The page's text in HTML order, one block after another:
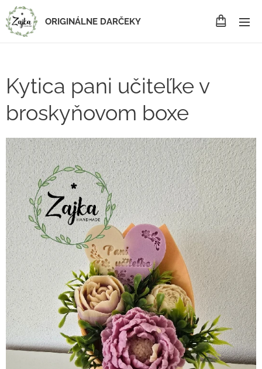
ORIGINÁLNE DARČEKY
Kytica pani učiteľke v
broskyňovom boxe